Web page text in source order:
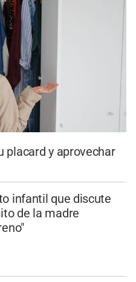
placard y aprovechar
infantil que discute
de la madre